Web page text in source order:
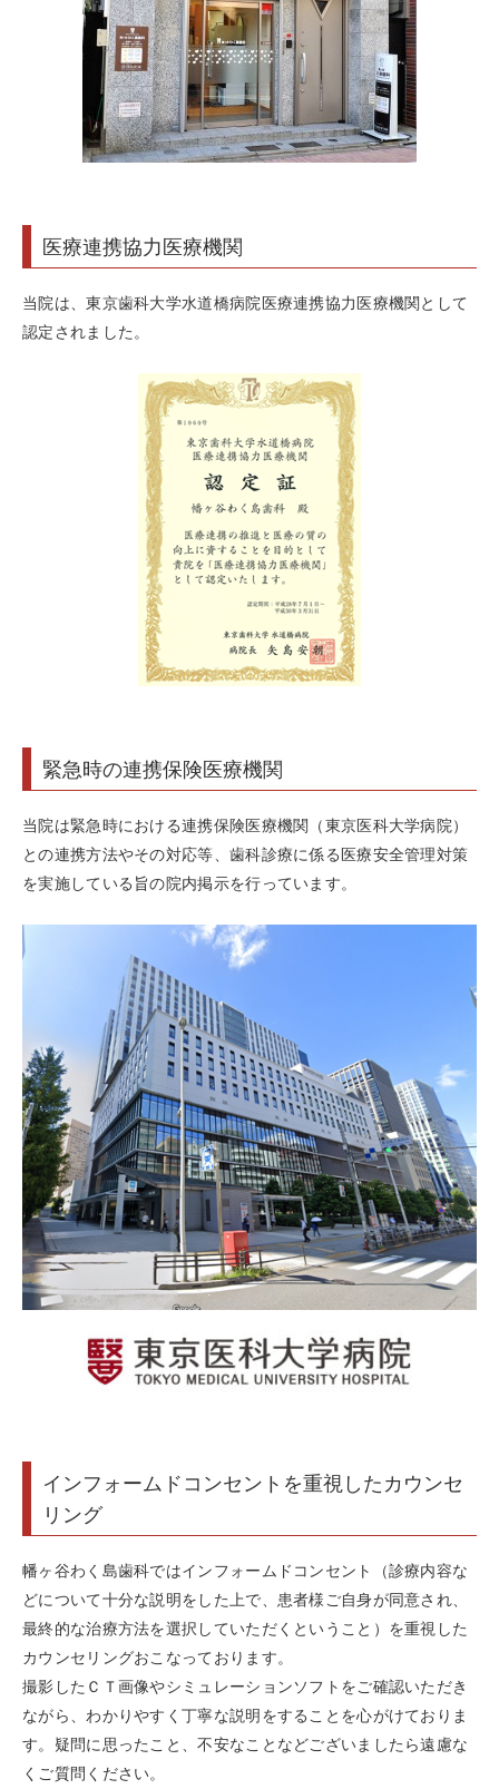
医療連携協力医療機関
当院は、東京歯科大学水道橋病院医療連携協力医療機関として
認定されました。
緊急時の連携保険医療機関
当院は緊急時における連携保険医療機関（東京医科大学病院）
との連携方法やその対応等、歯科診療に係る医療安全管理対策
を実施している旨の院内掲示を行っています。
インフォームドコンセントを重視したカウンセ
リング
幡ヶ谷わく島歯科ではインフォームドコンセント（診療内容な
どについて十分な説明をした上で、患者様ご自身が同意され、
最終的な治療方法を選択していただくということ）を重視した
カウンセリングおこなっております。
撮影したＣＴ画像やシミュレーションソフトをご確認いただき
ながら、わかりやすく丁寧な説明をすることを心がけておりま
す。疑問に思ったこと、不安なことなどございましたら遠慮な
くご質問ください。